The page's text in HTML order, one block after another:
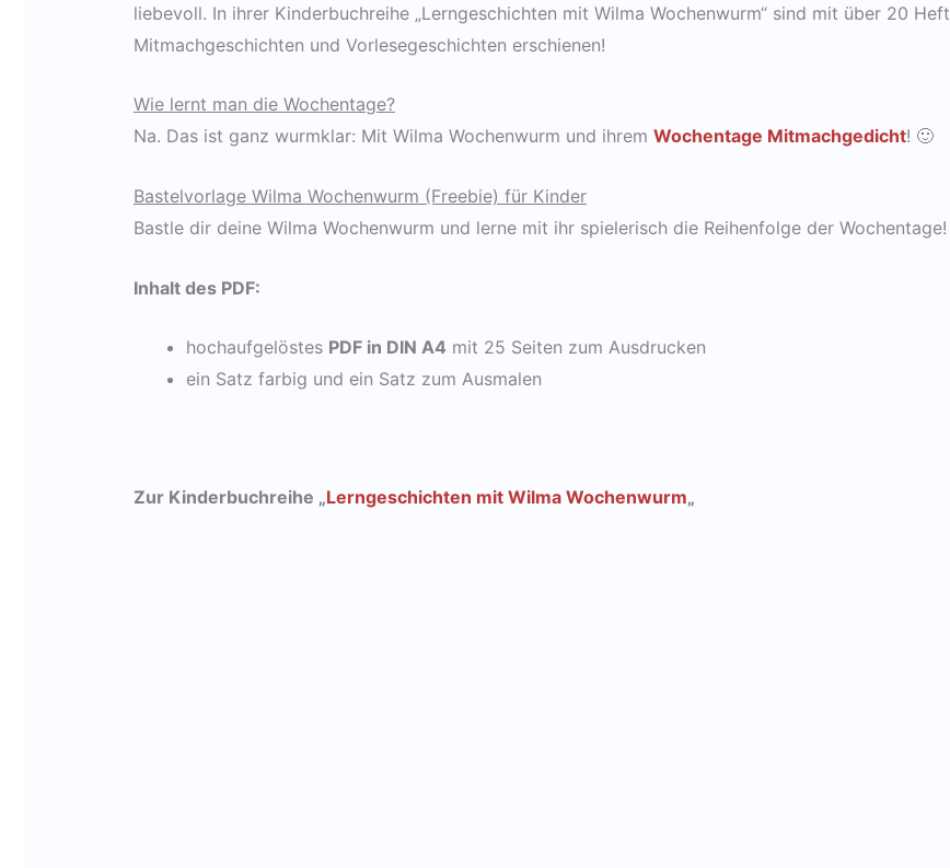
liebevoll. In ihrer Kinderbuchreihe „Lerngeschichten mit Wilma Wochenwurm“ sind mit über 20
Mitmachgeschichten und Vorlesegeschichten erschienen!
Wie lernt man die Wochentage?
Na. Das ist ganz wurmklar: Mit Wilma Wochenwurm und ihrem Wochentage Mitmachgedicht! 🙂
Bastelvorlage Wilma Wochenwurm (Freebie) für Kinder
Bastle dir deine Wilma Wochenwurm und lerne mit ihr spielerisch die Reihenfolge der Wochentage!
Inhalt des PDF:
hochaufgelöstes PDF in DIN A4 mit 25 Seiten zum Ausdrucken
ein Satz farbig und ein Satz zum Ausmalen
Zur Kinderbuchreihe „Lerngeschichten mit Wilma Wochenwurm„